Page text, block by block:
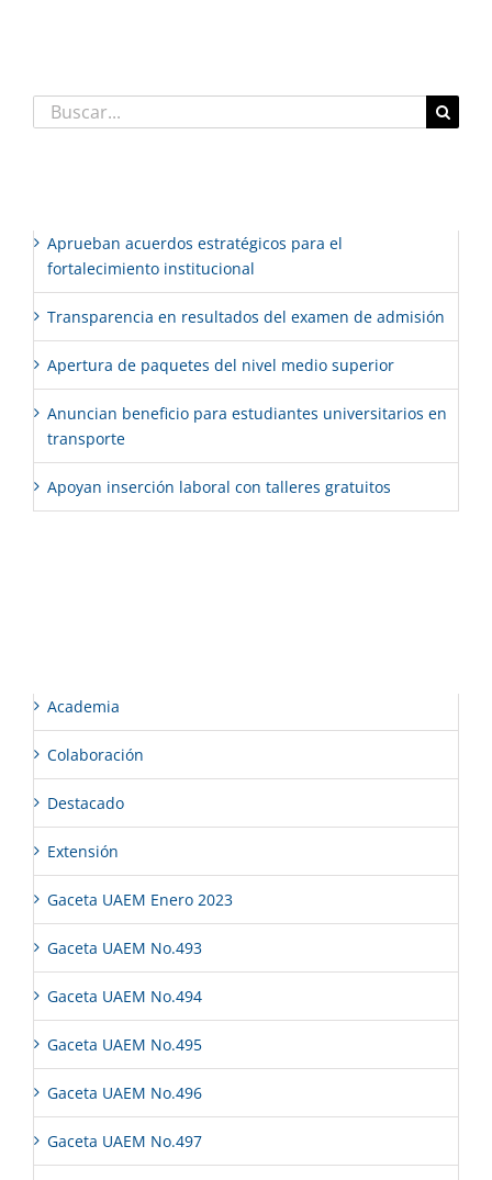
Buscar:
Aprueban acuerdos estratégicos para el
fortalecimiento institucional
Transparencia en resultados del examen de admisión
Apertura de paquetes del nivel medio superior
Anuncian beneficio para estudiantes universitarios en
transporte
Apoyan inserción laboral con talleres gratuitos
Academia
Colaboración
Destacado
Extensión
Gaceta UAEM Enero 2023
Gaceta UAEM No.493
Gaceta UAEM No.494
Gaceta UAEM No.495
Gaceta UAEM No.496
Gaceta UAEM No.497